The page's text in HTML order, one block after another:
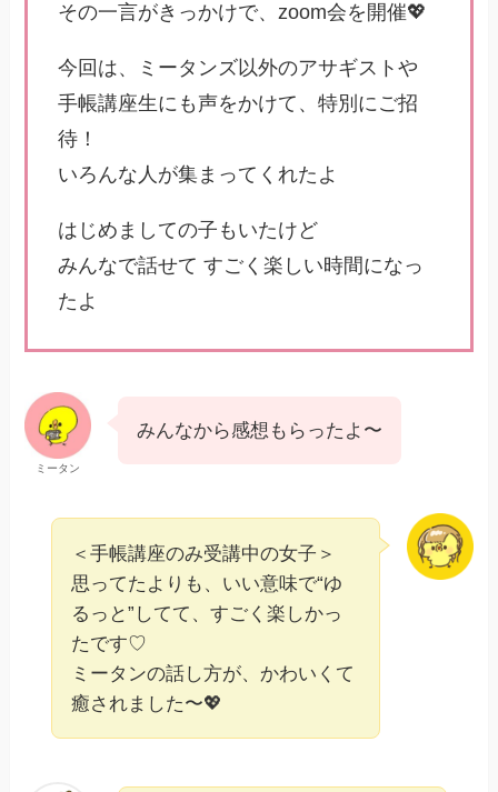
その一言がきっかけで、zoom会を開催💖
今回は、ミータンズ以外のアサギストや
手帳講座生にも声をかけて、特別にご招
待！
いろんな人が集まってくれたよ
はじめましての子もいたけど
みんなで話せて すごく楽しい時間になっ
たよ
ミータン
みんなから感想もらったよ〜
＜手帳講座のみ受講中の女子＞
思ってたよりも、いい意味で“ゆ
るっと”してて、すごく楽しかっ
たです♡
ミータンの話し方が、かわいくて
癒されました〜💖